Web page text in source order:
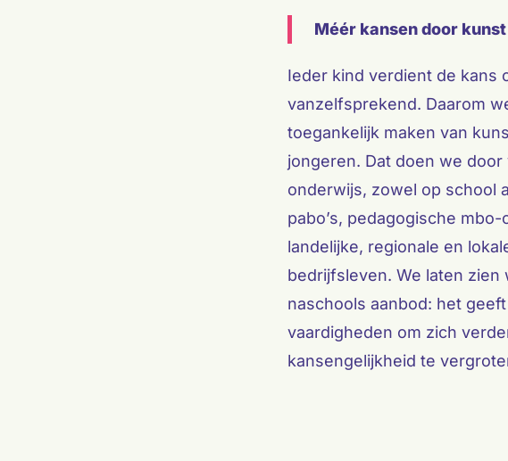
Méér kansen door
Ieder kind verdient de kans
vanzelfsprekend. Daarom
toegankelijk maken van
jongeren. Dat doen we
onderwijs, zowel op school
pabo’s, pedagogische
landelijke, regionale en
bedrijfsleven. We laten
naschools aanbod: het
vaardigheden om zich
kansengelijkheid te